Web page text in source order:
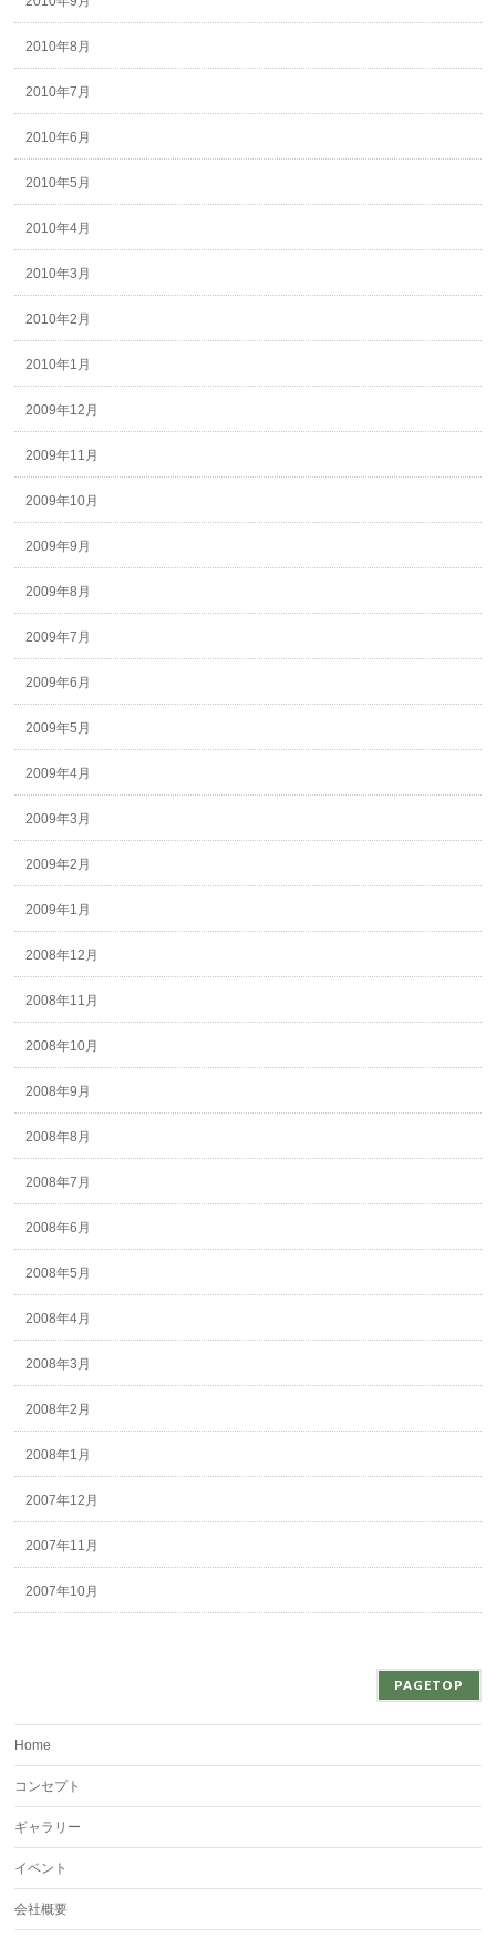
2010年8月
2010年7月
2010年6月
2010年5月
2010年4月
2010年3月
2010年2月
2010年1月
2009年12月
2009年11月
2009年10月
2009年9月
2009年8月
2009年7月
2009年6月
2009年5月
2009年4月
2009年3月
2009年2月
2009年1月
2008年12月
2008年11月
2008年10月
2008年9月
2008年8月
2008年7月
2008年6月
2008年5月
2008年4月
2008年3月
2008年2月
2008年1月
2007年12月
2007年11月
2007年10月
PAGETOP
Home
コンセプト
ギャラリー
イベント
会社概要